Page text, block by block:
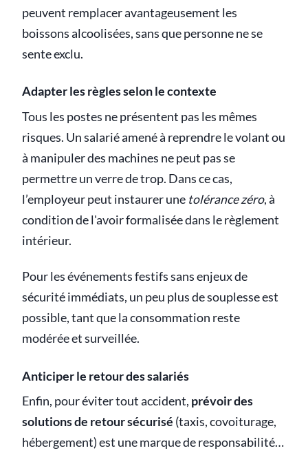
peuvent remplacer avantageusement les
boissons alcoolisées, sans que personne ne se
sente exclu.
Adapter les règles selon le contexte
Tous les postes ne présentent pas les mêmes
risques. Un salarié amené à reprendre le volant ou
à manipuler des machines ne peut pas se
permettre un verre de trop. Dans ce cas,
l’employeur peut instaurer une tolérance zéro, à
condition de l'avoir formalisée dans le règlement
intérieur.
Pour les événements festifs sans enjeux de
sécurité immédiats, un peu plus de souplesse est
possible, tant que la consommation reste
modérée et surveillée.
Anticiper le retour des salariés
Enfin, pour éviter tout accident, prévoir des
solutions de retour sécurisé (taxis, covoiturage,
hébergement) est une marque de responsabilité…